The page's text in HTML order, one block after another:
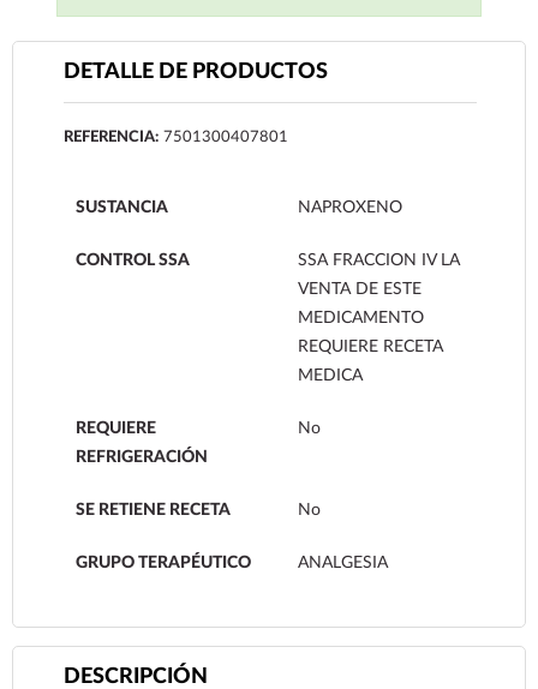
DETALLE DE PRODUCTOS
REFERENCIA: 7501300407801
SUSTANCIA NAPROXENO
CONTROL SSA
SSA FRACCION IV LA
VENTA DE ESTE
MEDICAMENTO
REQUIERE RECETA
MEDICA
REQUIERE
REFRIGERACIÓN
No
SE RETIENE RECETA No
GRUPO TERAPÉUTICO ANALGESIA
DESCRIPCIÓN